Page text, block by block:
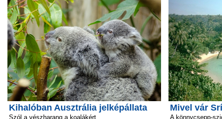
Kihalóban Ausztrália jelképállata
Szól a vészharang a koalákért
Mivel vár
A könnycsepp-